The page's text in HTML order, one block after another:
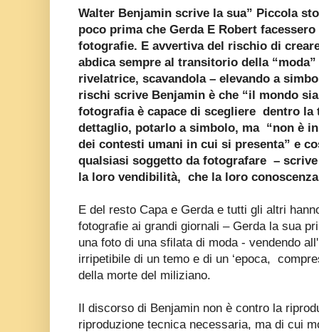
Walter Benjamin scrive la sua” Piccola
poco prima che Gerda E Robert
fotografie. E avvertiva del rischio di
abdica sempre al transitorio della “moda”
rivelatrice, scavandola – elevando a
rischi scrive Benjamin è che “il mondo
fotografia è capace di scegliere dentro la
dettaglio, potarlo a simbolo, ma “non è
dei contesti umani in cui si presenta” e
qualsiasi soggetto da fotografare –
la loro vendibilità, che la loro
E del resto Capa e Gerda e tutti gli altri
fotografie ai grandi giornali – Gerda la sua
una foto di una sfilata di moda - vendendo
irripetibile di un temo e di un ‘epoca,
della morte del miliziano.
Il discorso di Benjamin non è contro la
riproduzione tecnica necessaria, ma di cui